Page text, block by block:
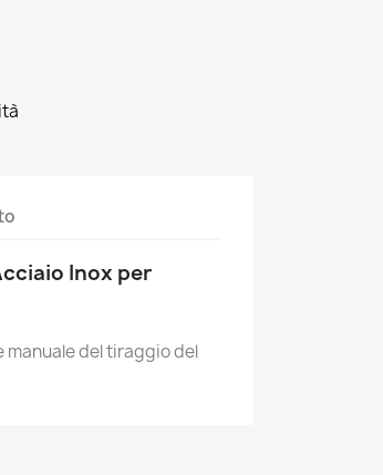
Inox per
del tiraggio del